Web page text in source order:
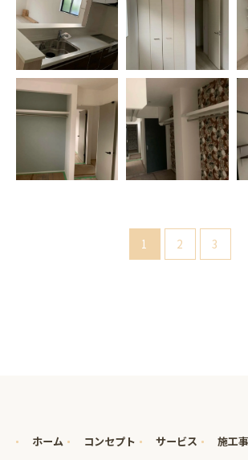
1 2 3
ホーム コンセプト サービス 施工
お問い合わせはこちら